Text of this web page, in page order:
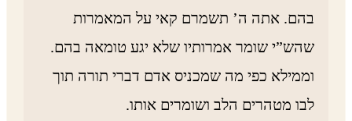
בהם. אתה ה’ תשמרם קאי על המאמרות
שהש”י שומר אמרותיו שלא יגע טומאה בהם.
וממילא כפי מה שמכניס אדם דברי תורה תוך
לבו מטהרים הלב ושומרים אותו.